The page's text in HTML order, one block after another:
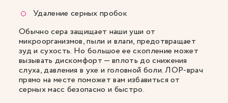
Удаление серных пробок
Обычно сера защищает наши уши от
микроорганизмов, пыли и влаги, предотвращает
зуд и сухость. Но большое ее скопление может
вызывать дискомфорт — вплоть до снижения
слуха, давления в ухе и головной боли. ЛОР-врач
прямо на месте поможет вам избавиться от
серных масс безопасно и быстро.